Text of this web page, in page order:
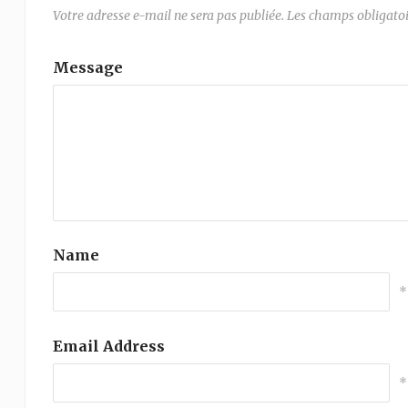
Votre adresse e-mail ne sera pas publiée. Les champs
Message
Name
*
Email Address
*